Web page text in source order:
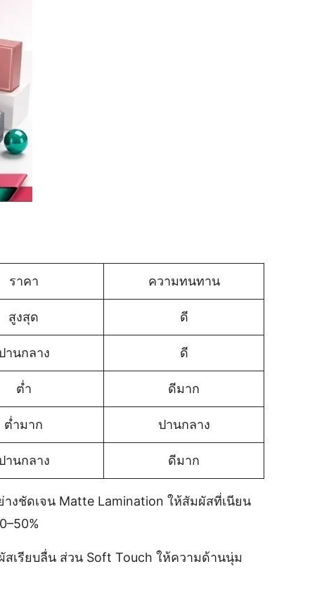
ราคา ความทนทาน
สูงสุด ดี
านกลาง ดี
ต่ำ ดีมาก
ต่ำมาก ปานกลาง
านกลาง ดีมาก
ชัดเจน Matte Lamination ให้สัมผัสที่เนียน
สเรียบลื่น ส่วน Soft Touch ให้ความด้านนุ่ม